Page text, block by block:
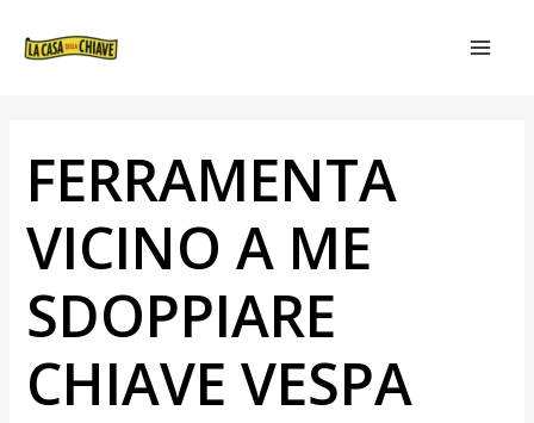
FERRAMENTA
VICINO A ME
SDOPPIARE
CHIAVE VESPA
ARTICOLI